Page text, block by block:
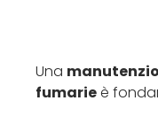
Una
fumarieè